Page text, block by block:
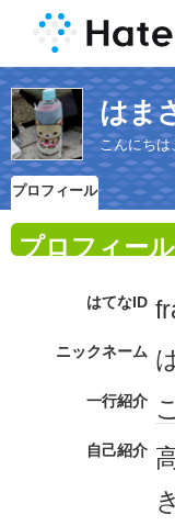
はま
こんにちは
プロフィール
プロフィール
はてなID
ニックネーム
一行紹介
自己紹介